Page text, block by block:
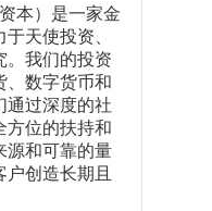
本）是一家金
天使投资、
。我们的投资
、数字货币和
通过深度的社
方位的扶持和
源和可靠的量
创造长期且